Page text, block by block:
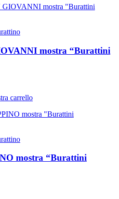
mostra “Burattini
carrello
mostra “Burattini